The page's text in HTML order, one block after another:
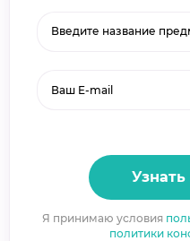
Введите название
Узнать
Я принимаю условия
политики